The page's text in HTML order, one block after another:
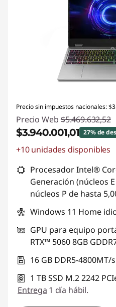
Precio sin impuestos nacionales:
Precio Web $5.469.632,52
$3.940.001,01 27% de
Descuento prod (inc IVA)
+10 unidades disponibles
Procesador Intel®
Generación (núcleos
núcleos P de hasta
Windows 11 Home
GPU para equipo
RTX™ 5060 8GB
16 GB DDR5-4800MT/
1 TB SSD M.2 2242
Entrega 1 día hábil.